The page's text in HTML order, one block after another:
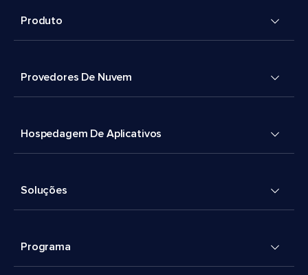
Produto
Provedores De Nuvem
Hospedagem De Aplicativos
Soluções
Programa